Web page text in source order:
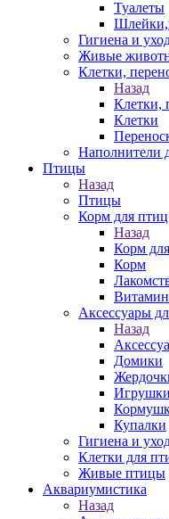
Туалеты
Гигиена и
Живые
Клетки,
Назад
Клетки,
Клетки
Наполнители
Птицы
Назад
Птицы
Корм для птиц
Назад
Корм
Корм
Аксессуары
Назад
Домики
Игрушки
Купалки
Гигиена и
Клетки для
Живые птицы
Аквариумистика
Назад